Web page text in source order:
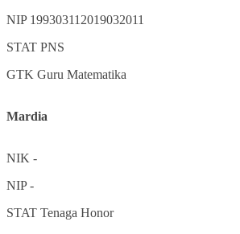
NIP 199303112019032011
STAT PNS
GTK Guru Matematika
Mardia
NIK -
NIP-
STAT Tenaga Honor